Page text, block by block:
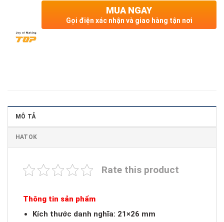
MUA NGAY
Gọi điện xác nhận và giao hàng tận nơi
MÔ TẢ
HATOK
Rate this product
Thông tin sản phẩm
Kích thước danh nghĩa: 21×26 mm